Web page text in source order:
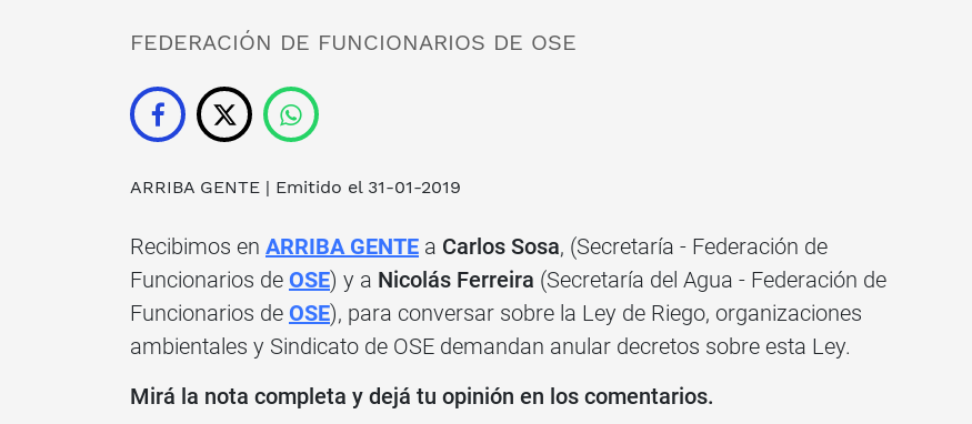
FEDERACIÓN DE FUNCIONARIOS DE OSE
ARRIBA GENTE | Emitido el 31-01-2019
Recibimos en ARRIBA GENTE a Carlos Sosa, (Secretaría - Federación de
Funcionarios de OSE) y a Nicolás Ferreira (Secretaría del Agua - Federación de
Funcionarios de OSE), para conversar sobre la Ley de Riego, organizaciones
ambientales y Sindicato de OSE demandan anular decretos sobre esta Ley.
Mirá la nota completa y dejá tu opinión en los comentarios.